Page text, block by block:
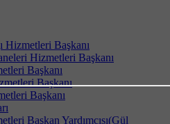
Hizmetleri Başkanı
Hizmetleri Başkanı
Başkanı
Başkanı
Başkanı
Başkan Yardımcısı(Gül